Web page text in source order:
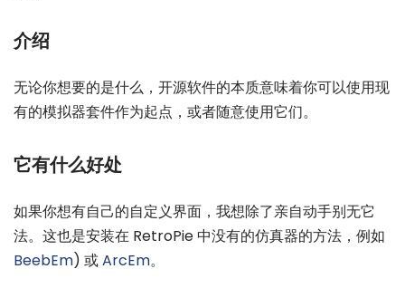
介绍
无论你想要的是什么，开源软件的本质意味着你可以使用现
有的模拟器套件作为起点，或者随意使用它们。
它有什么好处
如果你想有自己的自定义界面，我想除了亲自动手别无它
法。这也是安装在 RetroPie 中没有的仿真器的方法，例如
BeebEm) 或ArcEm。